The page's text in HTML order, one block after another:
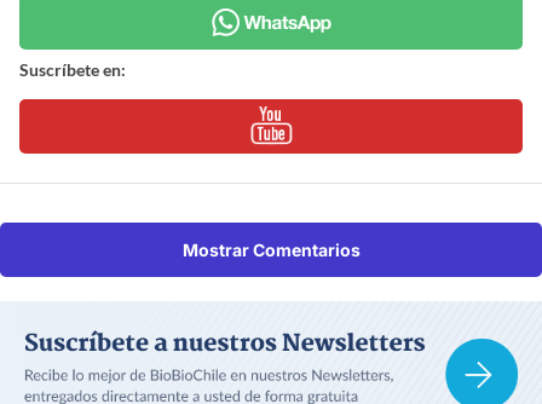
Suscríbete en:
Mostrar Comentarios